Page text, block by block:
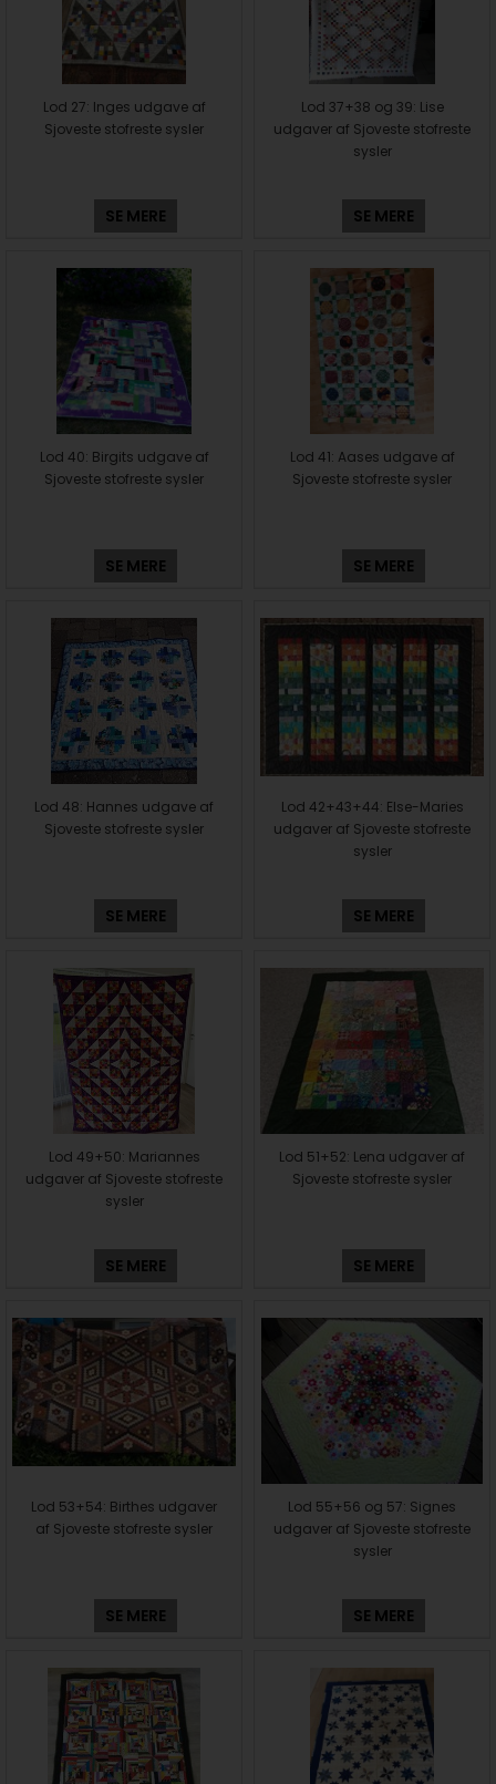
Lod 27: Inges udgave af
Sjoveste stofreste sysler
SE MERE
Lod 37+38 og 39: Lise
udgaver af Sjoveste stofreste
sysler
SE MERE
Lod 40: Birgits udgave af
Sjoveste stofreste sysler
SE MERE
Lod 41: Aases udgave af
Sjoveste stofreste sysler
SE MERE
Lod 48: Hannes udgave af
Sjoveste stofreste sysler
SE MERE
Lod 42+43+44: Else-Maries
udgaver af Sjoveste stofreste
sysler
SE MERE
Lod 49+50: Mariannes
udgaver af Sjoveste stofreste
sysler
SE MERE
Lod 51+52: Lena udgaver af
Sjoveste stofreste sysler
SE MERE
Lod 53+54: Birthes udgaver
af Sjoveste stofreste sysler
SE MERE
Lod 55+56 og 57: Signes
udgaver af Sjoveste stofreste
sysler
SE MERE